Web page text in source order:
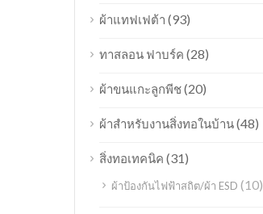
ผ้าแทฟเฟต้า (93)
ทาสลอน ฟาบร์ค (28)
ผ้าขนแกะลูกพีช(20)
ผ้าสำหรับงานสิ่งทอในบ้าน(48)
สิ่งทอเทคนิค (31)
ผ้าป้องกันไฟฟ้าสถิต/ผ้า ESD (10)